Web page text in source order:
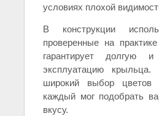
условиях плохой
В конструкции
проверенные на
гарантирует долгую и
эксплуатацию
широкий выбор
каждый мог подобрать
вкусу.